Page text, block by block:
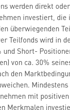
werden direkt
investiert, die
überwiegenden
Teilfonds wird in
und Short-
von ca. 30%
den
mit positiven
Merkmalen